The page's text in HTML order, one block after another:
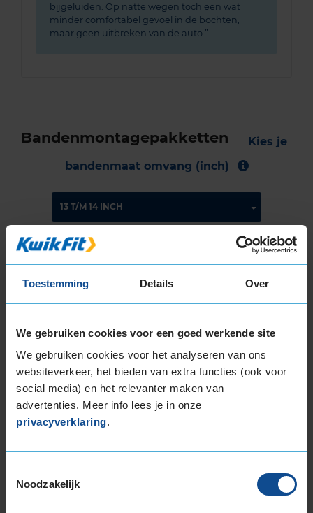
Toestemming Details Over
We gebruiken cookies voor een goed werkende site
We gebruiken cookies voor het analyseren van ons
websiteverkeer, het bieden van extra functies (ook voor
social media) en het relevanter maken van
advertenties. Meer info lees je in onze
privacyverklaring.
Noodzakelijk
bijgeluiden. Op natte wegen toch een wat
minder comfortabel gevoel in de bochten,
maar geen uitbreken van de auto.
Bandenmontagepakketten
Kies je
bandenmaat omvang (inch)
Montage Veilig & Zeker
Per band € 40,-
Montage
Balanceren
Ventiel of TPMS service
Stikstof
Bandengarantieplan
Item